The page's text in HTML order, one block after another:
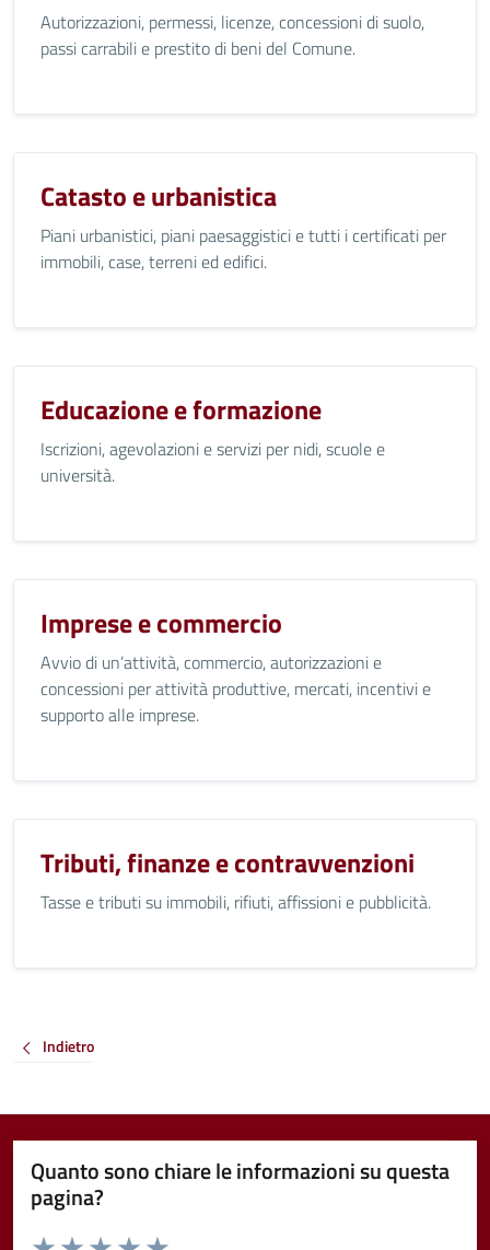
Autorizzazioni, permessi, licenze, concessioni di suolo,
passi carrabili e prestito di beni del Comune.
Catasto e urbanistica
Piani urbanistici, piani paesaggistici e tutti i certificati per
immobili, case, terreni ed edifici.
Educazione e formazione
Iscrizioni, agevolazioni e servizi per nidi, scuole e
università.
Imprese e commercio
Avvio di un’attività, commercio, autorizzazioni e
concessioni per attività produttive, mercati, incentivi e
supporto alle imprese.
Tributi, finanze e contravvenzioni
Tasse e tributi su immobili, rifiuti, affissioni e pubblicità.
Indietro
Quanto sono chiare le informazioni su questa
pagina?
Valuta da 1 a 5 stelle la pagina